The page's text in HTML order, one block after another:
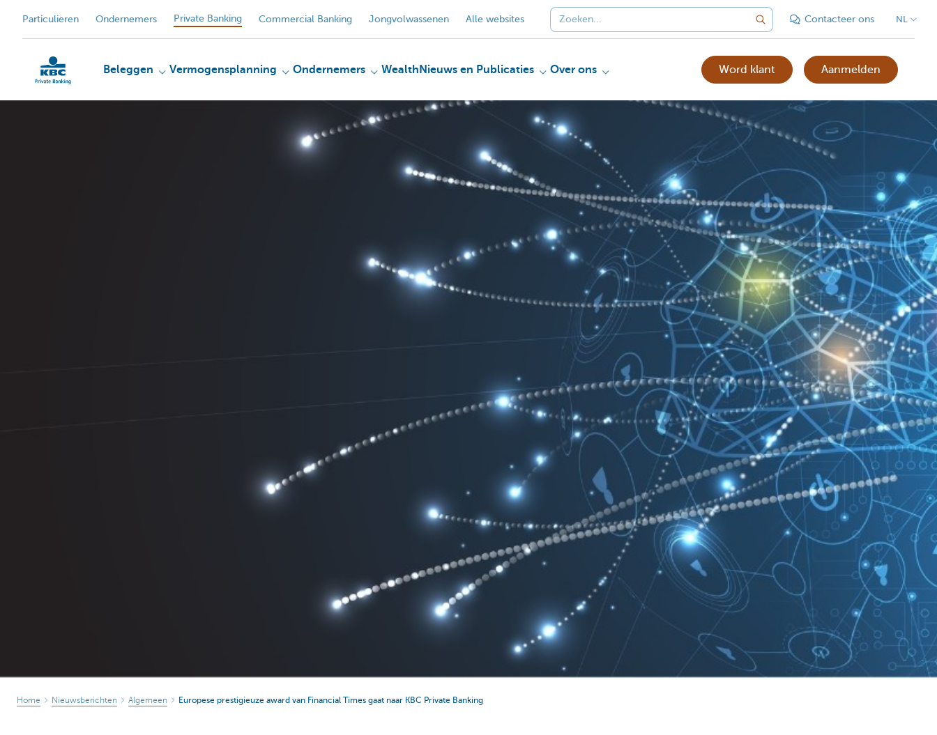
Particulieren Ondernemers Private Banking Commercial Banking Jongvolwassenen Alle websites Contacteer ons NL
Beleggen Vermogensplanning Ondernemers Wealth Nieuws en Publicaties Over ons Word klant Aanmelden
Home Nieuwsberichten Algemeen Europese prestigieuze award van Financial Times gaat naar KBC Private Banking